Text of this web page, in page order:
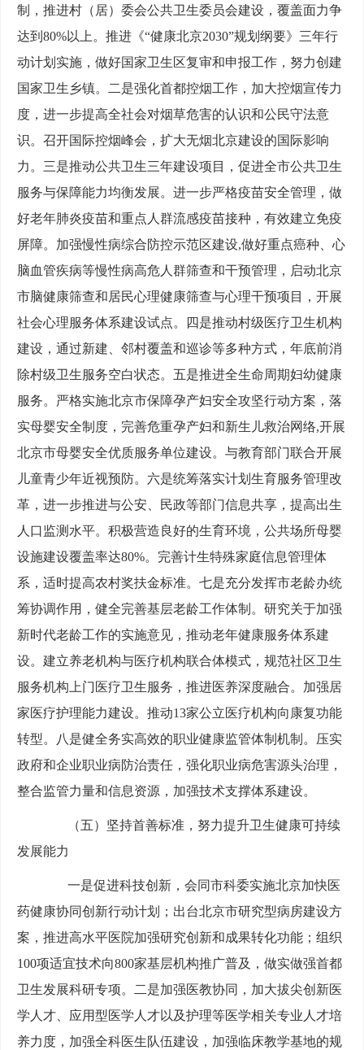
制，推进村（居）委会公共卫生委员会建设，覆盖面力争
达到80%以上。推进《“健康北京2030”规划纲要》三年行
动计划实施，做好国家卫生区复审和申报工作，努力创建
国家卫生乡镇。二是强化首都控烟工作，加大控烟宣传力
度，进一步提高全社会对烟草危害的认识和公民守法意
识。召开国际控烟峰会，扩大无烟北京建设的国际影响
力。三是推动公共卫生三年建设项目，促进全市公共卫生
服务与保障能力均衡发展。进一步严格疫苗安全管理，做
好老年肺炎疫苗和重点人群流感疫苗接种，有效建立免疫
屏障。加强慢性病综合防控示范区建设,做好重点癌种、心
脑血管疾病等慢性病高危人群筛查和干预管理，启动北京
市脑健康筛查和居民心理健康筛查与心理干预项目，开展
社会心理服务体系建设试点。四是推动村级医疗卫生机构
建设，通过新建、邻村覆盖和巡诊等多种方式，年底前消
除村级卫生服务空白状态。五是推进全生命周期妇幼健康
服务。严格实施北京市保障孕产妇安全攻坚行动方案，落
实母婴安全制度，完善危重孕产妇和新生儿救治网络,开展
北京市母婴安全优质服务单位建设。与教育部门联合开展
儿童青少年近视预防。六是统筹落实计划生育服务管理改
革，进一步推进与公安、民政等部门信息共享，提高出生
人口监测水平。积极营造良好的生育环境，公共场所母婴
设施建设覆盖率达80%。完善计生特殊家庭信息管理体
系，适时提高农村奖扶金标准。七是充分发挥市老龄办统
筹协调作用，健全完善基层老龄工作体制。研究关于加强
新时代老龄工作的实施意见，推动老年健康服务体系建
设。建立养老机构与医疗机构联合体模式，规范社区卫生
服务机构上门医疗卫生服务，推进医养深度融合。加强居
家医疗护理能力建设。推动13家公立医疗机构向康复功能
转型。八是健全务实高效的职业健康监管体制机制。压实
政府和企业职业病防治责任，强化职业病危害源头治理，
整合监管力量和信息资源，加强技术支撑体系建设。
（五）坚持首善标准，努力提升卫生健康可持续
发展能力
一是促进科技创新，会同市科委实施北京加快医
药健康协同创新行动计划；出台北京市研究型病房建设方
案，推进高水平医院加强研究创新和成果转化功能；组织
100项适宜技术向800家基层机构推广普及，做实做强首都
卫生发展科研专项。二是加强医教协同，加大拔尖创新医
学人才、应用型医学人才以及护理等医学相关专业人才培
养力度，加强全科医生队伍建设，加强临床教学基地的规